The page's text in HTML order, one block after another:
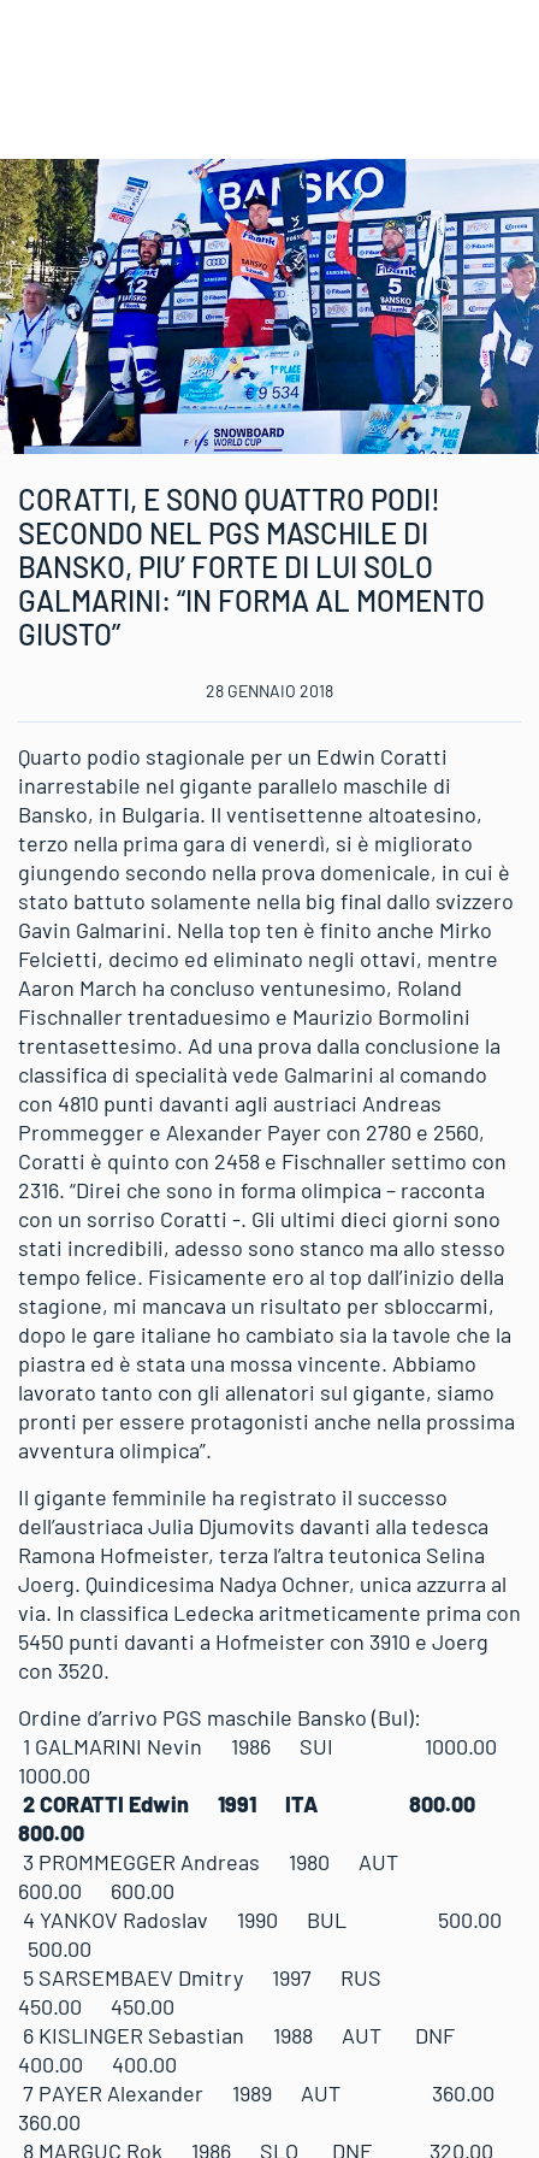
CORATTI, E SONO QUATTRO PODI!
SECONDO NEL PGS MASCHILE DI
BANSKO, PIU’ FORTE DI LUI SOLO
GALMARINI: “IN FORMA AL MOMENTO
GIUSTO”
28 GENNAIO 2018
Quarto podio stagionale per un Edwin Coratti
inarrestabile nel gigante parallelo maschile di
Bansko, in Bulgaria. Il ventisettenne altoatesino,
terzo nella prima gara di venerdì, si è migliorato
giungendo secondo nella prova domenicale, in cui è
stato battuto solamente nella big final dallo svizzero
Gavin Galmarini. Nella top ten è finito anche Mirko
Felcietti, decimo ed eliminato negli ottavi, mentre
Aaron March ha concluso ventunesimo, Roland
Fischnaller trentaduesimo e Maurizio Bormolini
trentasettesimo. Ad una prova dalla conclusione la
classifica di specialità vede Galmarini al comando
con 4810 punti davanti agli austriaci Andreas
Prommegger e Alexander Payer con 2780 e 2560,
Coratti è quinto con 2458 e Fischnaller settimo con
2316. “Direi che sono in forma olimpica – racconta
con un sorriso Coratti -. Gli ultimi dieci giorni sono
stati incredibili, adesso sono stanco ma allo stesso
tempo felice. Fisicamente ero al top dall’inizio della
stagione, mi mancava un risultato per sbloccarmi,
dopo le gare italiane ho cambiato sia la tavole che la
piastra ed è stata una mossa vincente. Abbiamo
lavorato tanto con gli allenatori sul gigante, siamo
pronti per essere protagonisti anche nella prossima
avventura olimpica”.
Il gigante femminile ha registrato il successo
dell’austriaca Julia Djumovits davanti alla tedesca
Ramona Hofmeister, terza l’altra teutonica Selina
Joerg. Quindicesima Nadya Ochner, unica azzurra al
via. In classifica Ledecka aritmeticamente prima con
5450 punti davanti a Hofmeister con 3910 e Joerg
con 3520.
Ordine d’arrivo PGS maschile Bansko (Bul):
1 GALMARINI Nevin 1986 SUI 1000.00
1000.00
2 CORATTI Edwin 1991 ITA 800.00
800.00
3 PROMMEGGER Andreas 1980 AUT
600.00 600.00
4 YANKOV Radoslav 1990 BUL 500.00
500.00
5 SARSEMBAEV Dmitry 1997 RUS
450.00 450.00
6 KISLINGER Sebastian 1988 AUT DNF
400.00 400.00
7 PAYER Alexander 1989 AUT 360.00
360.00
8 MARGUC Rok 1986 SLO DNF 320.00